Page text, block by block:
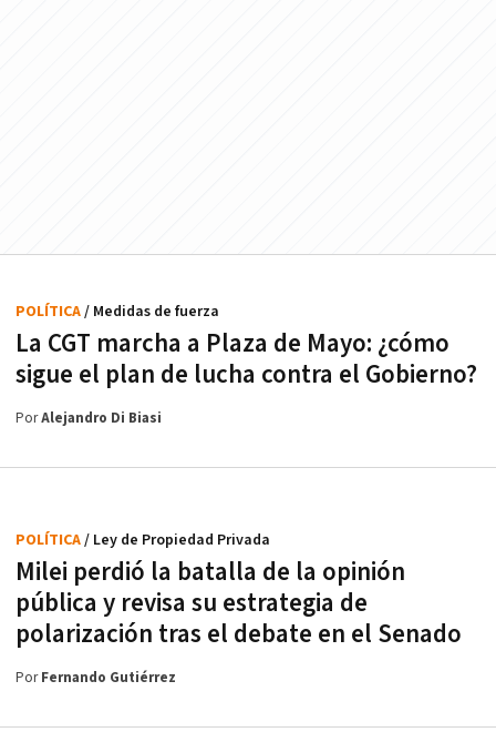
La CGT marcha a Plaza de Mayo: ¿cómo
sigue el plan de lucha contra el Gobierno?
POLÍTICA/ Medidas de fuerza
PorAlejandro Di Biasi
Milei perdió la batalla de la opinión
pública y revisa su estrategia de
polarización tras el debate en el Senado
POLÍTICA/ Ley de Propiedad Privada
PorFernando Gutiérrez